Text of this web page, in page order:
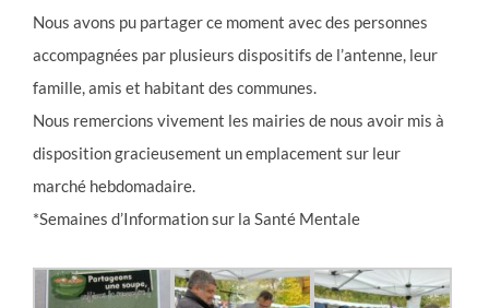
Nous avons pu partager ce moment avec des personnes
accompagnées par plusieurs dispositifs de l’antenne, leur
famille, amis et habitant des communes.
Nous remercions vivement les mairies de nous avoir mis à
disposition gracieusement un emplacement sur leur
marché hebdomadaire.
*Semaines d’Information sur la Santé Mentale